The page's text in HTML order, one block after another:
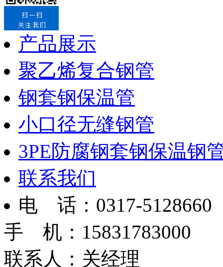
产品展示
聚乙烯复合钢管
钢套钢保温管
小口径无缝钢管
3PE防腐钢套钢保温钢
联系我们
电 话：0317-5128660
手 机：15831783000
联系人：关经理